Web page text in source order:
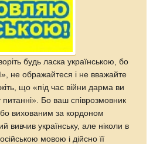
будь ласка українською, бо
не ображайтеся і не вважайте
що «під час війни дарма ви
Бо ваш співрозмовник
вихованим за кордоном
вивчив українську, але ніколи в
мовою і дійсно її